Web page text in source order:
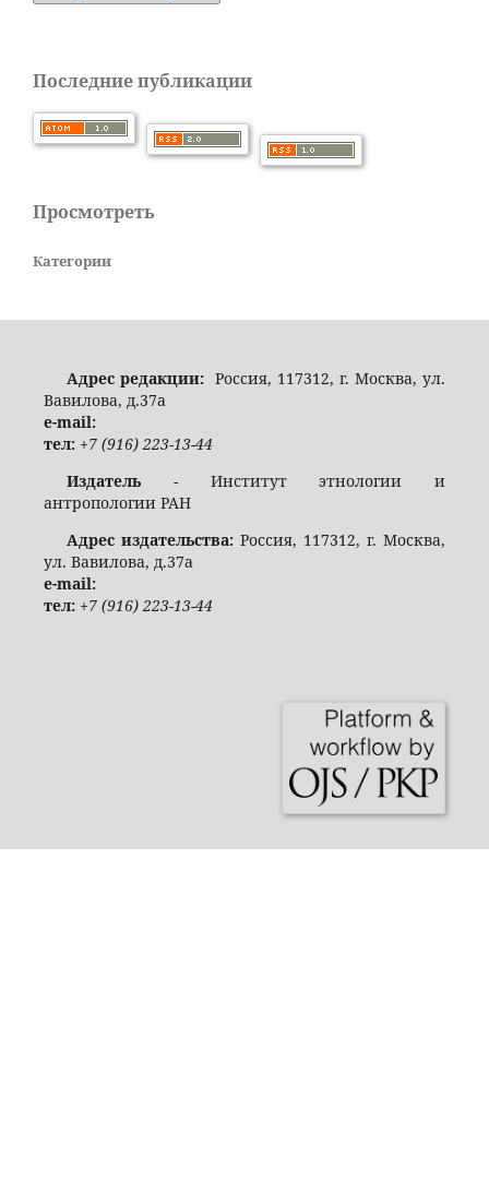
Последние публикации
Просмотреть
Категории
Адрес редакции: Россия, 117312, г. Москва, ул.
Вавилова, д.37а
e-mail:
тел: +7 (916) 223-13-44
Издатель- Институт этнологии и
антропологии РАН
Адрес издательства: Россия, 117312, г. Москва,
ул. Вавилова, д.37а
e-mail:
тел: +7 (916) 223-13-44